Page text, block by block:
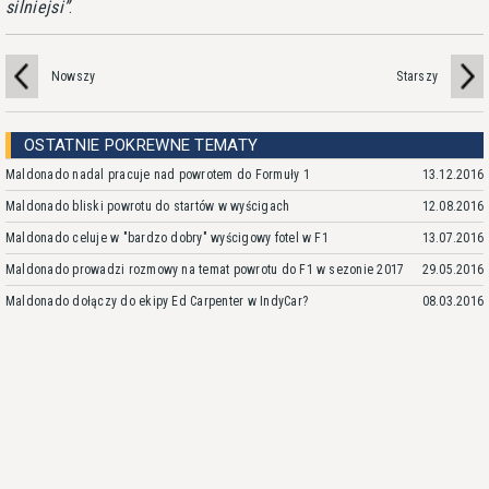
silniejsi .
Nowszy Starszy
OSTATNIE POKREWNE TEMATY
Maldonado nadal pracuje nad powrotem do Formuły 1 13.12.2016
Maldonado bliski powrotu do startów w wyścigach 12.08.2016
Maldonado celuje w "bardzo dobry" wyścigowy fotel w F1 13.07.2016
Maldonado prowadzi rozmowy na temat powrotu do F1 w sezonie 2017 29.05.2016
Maldonado dołączy do ekipy Ed Carpenter w IndyCar? 08.03.2016